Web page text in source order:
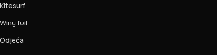
Kitesurf
Wing foil
Odjeća